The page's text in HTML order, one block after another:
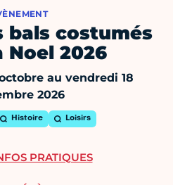
bals costumés
Noel 2026
au vendredi 18
2026
Histoire Loisirs
PRATIQUES